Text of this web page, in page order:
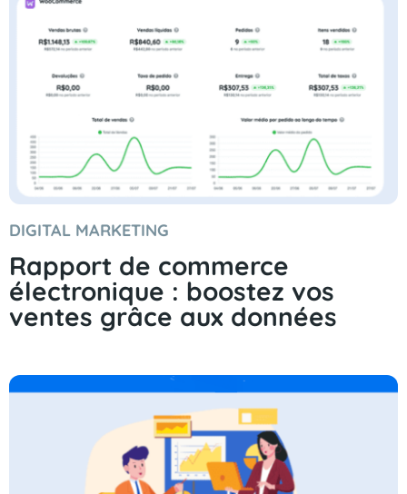
DIGITAL MARKETING
Rapport de commerce
électronique : boostez vos
ventes grâce aux données